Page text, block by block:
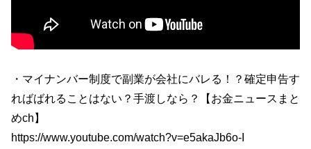
・マイナンバー制度で副業が会社にバレる！？確定申告す
ればばれることはない？手渡しなら？【お金ニュースまと
めch】
https://www.youtube.com/watch?v=e5akaJb6o-I